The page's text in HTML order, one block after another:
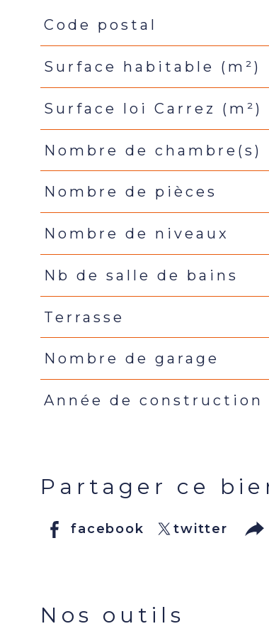
Caractéristiques
Code postal
Surface habitable (m²)
Surface loi Carrez (m²)
Nombre de chambre(s)
Nombre de pièces
Nombre de niveaux
Nb de salle de bains
Terrasse
Nombre de garage
Année de construction
Partager ce
facebook twitter
Nos outils